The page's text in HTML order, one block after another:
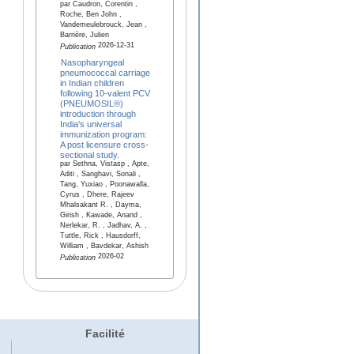
par Caudron, Corentin ,
Roche, Ben John ,
Vandemeulebrouck, Jean ,
Barrière, Julien
Publication2026-12-31
Nasopharyngeal
pneumococcal carriage
in Indian children
following 10-valent PCV
(PNEUMOSIL®)
introduction through
India's universal
immunization program:
A post licensure cross-
sectional study.
par Sethna, Vistasp , Apte,
Aditi , Sanghavi, Sonali ,
Tang, Yuxiao , Poonawalla,
Cyrus , Dhere, Rajeev
Mhalsakant R. , Dayma,
Girish , Kawade, Anand ,
Nerlekar, R. , Jadhav, A. ,
Tuttle, Rick , Hausdorff,
William , Bavdekar, Ashish
Publication2026-02
Facilité